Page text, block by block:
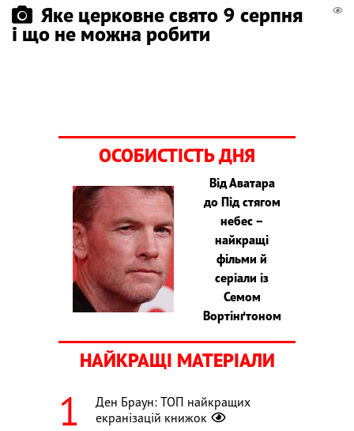
Яке церковне свято 9 серпня
і що не можна робити
ОСОБИСТІСТЬ ДНЯ
Від Аватара
до Під стягом
небес –
найкращі
фільми й
серіали із
Семом
Вортінґтоном
НАЙКРАЩІ МАТЕРІАЛИ
Ден Браун: ТОП найкращих
екранізацій книжок